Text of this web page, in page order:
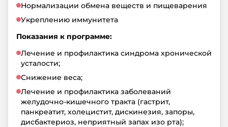
Нормализации обмена веществ и пищеварения
Укреплению иммунитета
Показания к программе:
Лечение и профилактика синдрома хронической
усталости;
Снижение веса;
Лечение и профилактика заболеваний
желудочно-кишечного тракта (гастрит,
панкреатит, холецистит, дискинезия, запоры,
дисбактериоз, неприятный запах изо рта);